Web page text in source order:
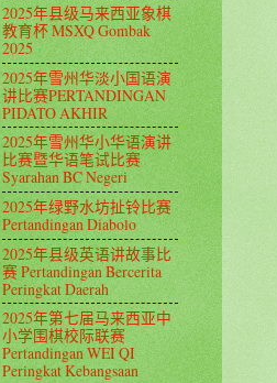
2025年县级马来西亚象棋
教育杯 MSXQ Gombak
2025
2025年雪州华淡小国语演
讲比赛PERTANDINGAN
PIDATO AKHIR
2025年雪州华小华语演讲
比赛暨华语笔试比赛
Syarahan BC Negeri
2025年绿野水坊扯铃比赛
Pertandingan Diabolo
2025年县级英语讲故事比
赛 Pertandingan Bercerita
Peringkat Daerah
2025年第七届马来西亚中
小学围棋校际联赛
Pertandingan WEI QI
Peringkat Kebangsaan